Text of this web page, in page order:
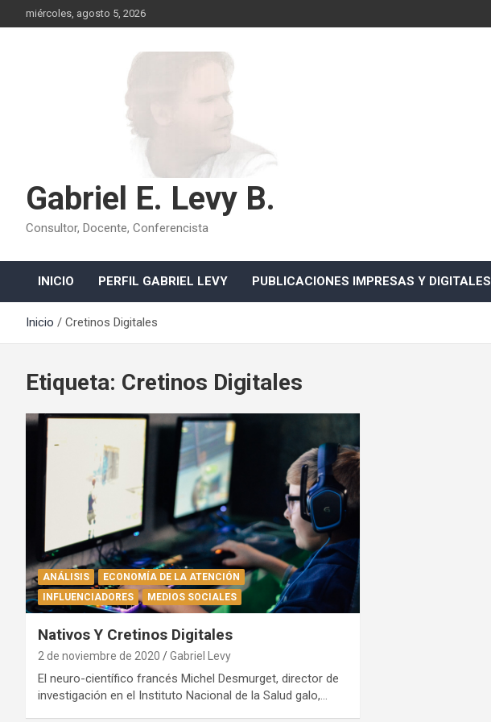
al
miércoles, agosto 5, 2026
Gabriel E. Levy B.
Consultor, Docente, Conferencista
INICIO PERFIL GABRIEL LEVY PUBLICACIONES IMPRESAS Y DIGITALES
Inicio Cretinos Digitales
Etiqueta: Cretinos Digitales
ANÁLISIS
ECONOMÍA DE LA ATENCIÓN
INFLUENCIADORES
MEDIOS SOCIALES
Nativos Y Cretinos Digitales
2 de noviembre de 2020 Gabriel Levy
El neuro-científico francés Michel Desmurget, director de
investigación en el Instituto Nacional de la Salud galo,…